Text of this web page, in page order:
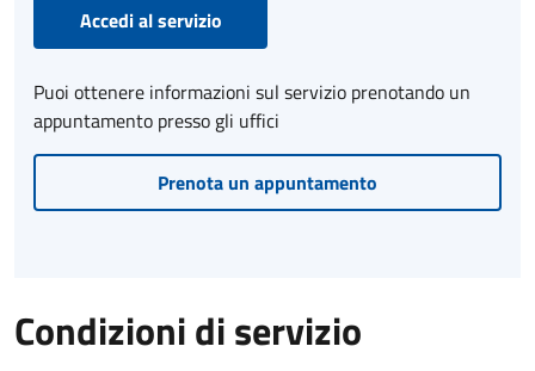
Accedi al servizio
Puoi ottenere informazioni sul servizio prenotando un
appuntamento presso gli uffici
Prenota un appuntamento
Condizioni di servizio